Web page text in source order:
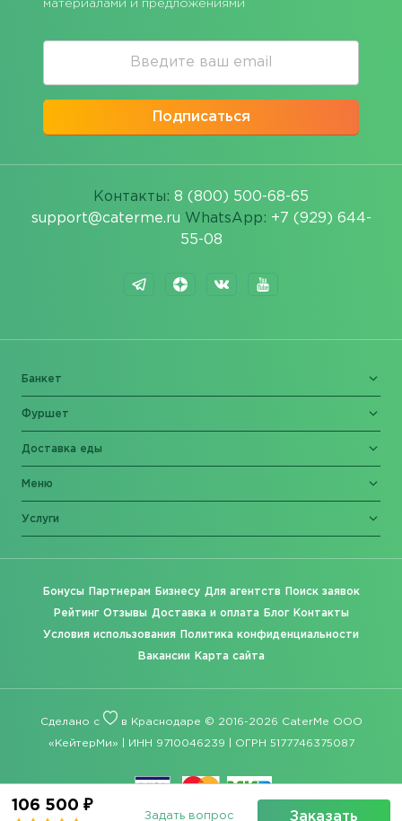
106 500 ₽
Заказать
Задать вопрос
материалами и предложениями
Подписаться
Контакты: 8 (800) 500-68-65
support@caterme.ru WhatsApp: +7 (929) 644-
55-08
Банкет
Фуршет
Доставка еды
Меню
Услуги
Бонусы Партнерам Бизнесу Для агентств Поиск заявок
Рейтинг Отзывы Доставка и оплата Блог Контакты
Условия использования Политика конфиденциальности
Вакансии Карта сайта
Сделано с в Краснодаре © 2016-2026 CaterMe ООО
«КейтерМи» | ИНН 9710046239 | ОГРН 5177746375087